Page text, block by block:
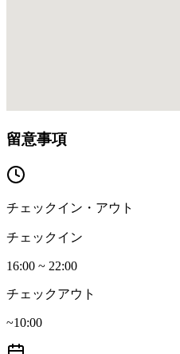
留意事項
チェックイン・アウト
チェックイン
16:00 ~ 22:00
チェックアウト
~10:00